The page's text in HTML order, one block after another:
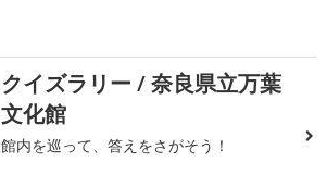
クイズラリー / 奈良県立万葉
文化館
館内を巡って、答えをさがそう！